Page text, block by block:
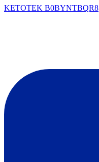
KETOTEK B0BYNTBQR8